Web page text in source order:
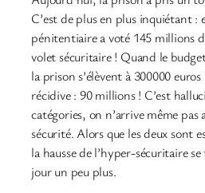
C’est de plus en plus inquiétant :
pénitentiaire a voté 145 millions
volet sécuritaire ! Quand le
la prison s’élèvent à 300000
récidive : 90 millions ! C’est
catégories, on n’arrive même
sécurité. Alors que les deux sont
la hausse de l’hyper-sécuritaire
jour un peu plus.